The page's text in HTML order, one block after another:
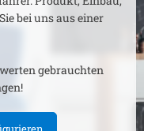
bei uns aus einer
gebrauchten